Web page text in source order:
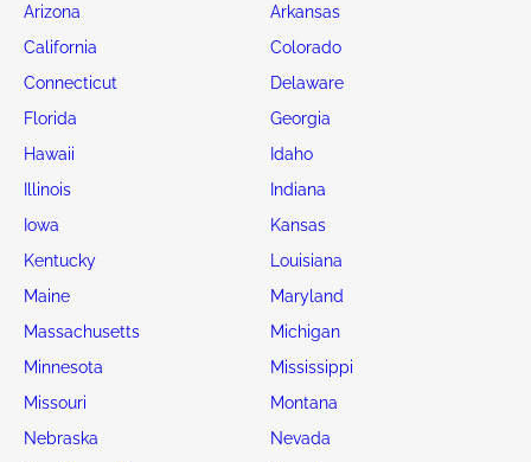
Arizona
Arkansas
California
Colorado
Connecticut
Delaware
Florida
Georgia
Hawaii
Idaho
Illinois
Indiana
Iowa
Kansas
Kentucky
Louisiana
Maine
Maryland
Massachusetts
Michigan
Minnesota
Mississippi
Missouri
Montana
Nebraska
Nevada